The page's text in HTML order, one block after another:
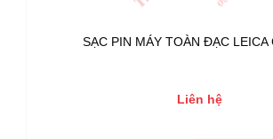
SẠC PIN MÁY TOÀN ĐẠC LEICA
Liên hệ